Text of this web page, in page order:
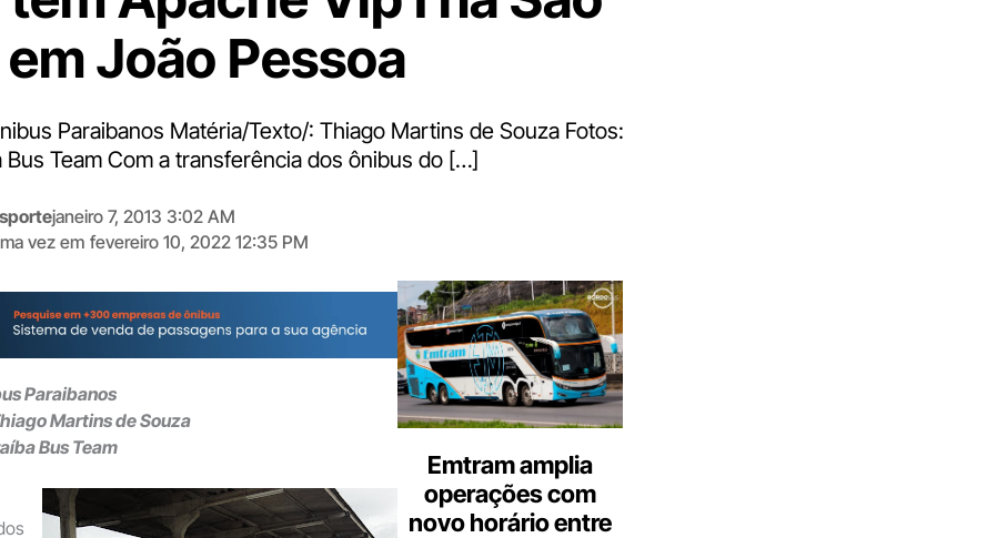
João Pessoa
Paraibanos Matéria/Texto/: Thiago Martins de Souza Fotos:
Bus Team Com a transferência dos ônibus do […]
janeiro 7, 2013 3:02 AM
vez em fevereiro 10, 2022 12:35 PM
Paraibanos
Martins de Souza
Bus Team
Emtram amplia
operações com
novo horário entre
Digite
aqui
o
seu
e-
mail